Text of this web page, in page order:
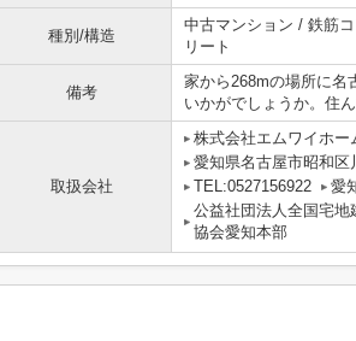
種別/構造
中古マンション / 鉄筋コ
リート
備考
家から268mの場所に名
いかがでしょうか。住
取扱会社
株式会社エムワイホ
愛知県名古屋市昭和
TEL:0527156922
愛
公益社団法人全国宅
協会愛知本部